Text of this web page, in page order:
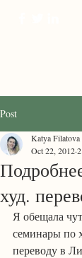
Post
худ.
Katya Filatova
Oct 22, 2012
Я обещала
семинары по
переводу в